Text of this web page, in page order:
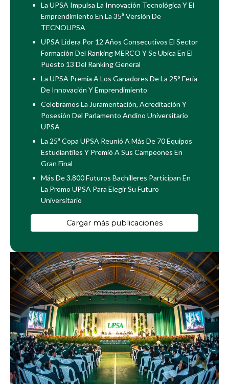
La UPSA Impulsa La Innovación Tecnológica Y El
Emprendimiento En La 35ª Versión De
TECNOUPSA
UPSA Lidera Por 12 Años Consecutivos El Sector
Formación Del Ranking MERCO Y Se Ubica En El
Puesto 13 Del Ranking General
La UPSA Premia A Los Ganadores De La 25° Feria
De Innovación Y Emprendimiento
Celebramos La Juramentación, Acreditación Y
Posesión Del Parlamento Andino Universitario
UPSA
La 25ª Copa UPSA Reunió A Más De 70 Equipos
Estudiantiles Y Premió A Sus Campeones En
Gran Final
Más De 3.800 Futuros Bachilleres Participan En
La Promo UPSA Para Elegir Su Futuro
Universitario
Cargar más publicaciones